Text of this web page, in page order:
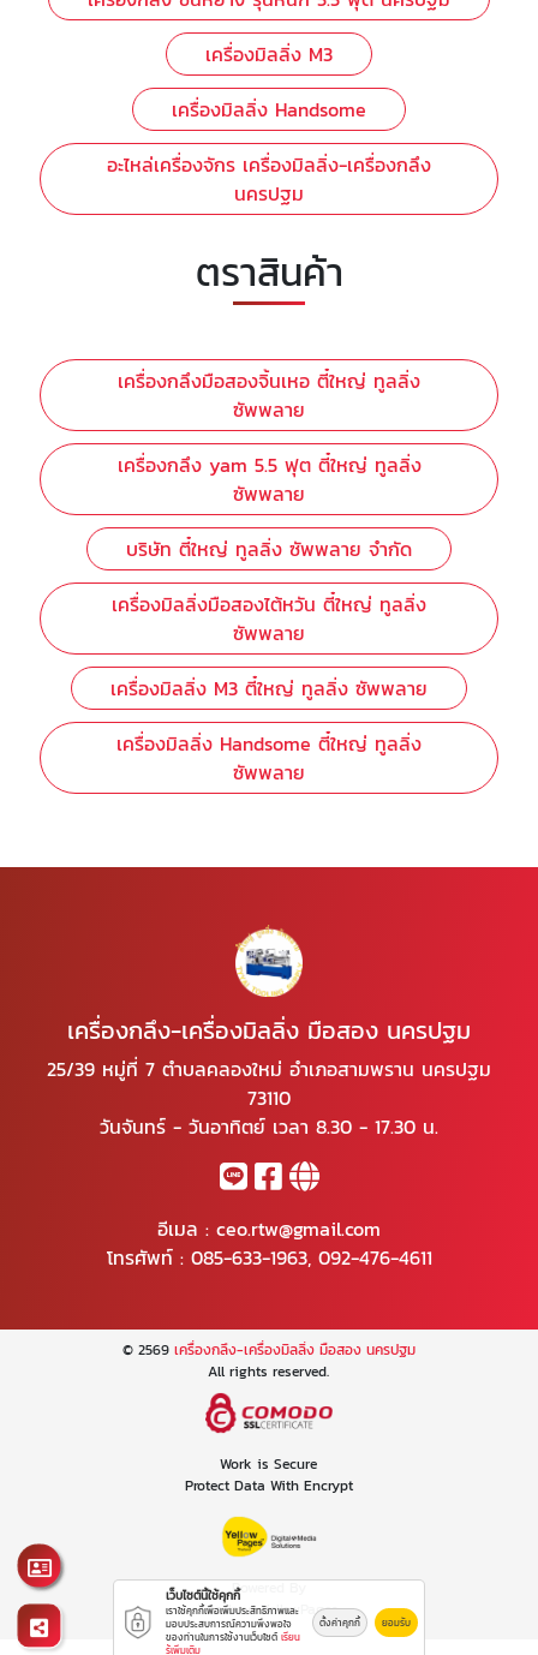
เครื่องมิลลิ่ง M3
เครื่องมิลลิ่ง Handsome
อะไหล่เครื่องจักร เครื่องมิลลิ่ง-เครื่องกลึง
นครปฐม
ตราสินค้า
เครื่องกลึงมือสองจิ้นเหอ ตี๋ใหญ่ ทูลลิ่ง
ซัพพลาย
เครื่องกลึง yam 5.5 ฟุต ตี๋ใหญ่ ทูลลิ่ง
ซัพพลาย
บริษัท ตี๋ใหญ่ ทูลลิ่ง ซัพพลาย จำกัด
เครื่องมิลลิ่งมือสองไต้หวัน ตี๋ใหญ่ ทูลลิ่ง
ซัพพลาย
เครื่องมิลลิ่ง M3 ตี๋ใหญ่ ทูลลิ่ง ซัพพลาย
เครื่องมิลลิ่ง Handsome ตี๋ใหญ่ ทูลลิ่ง
ซัพพลาย
เครื่องกลึง-เครื่องมิลลิ่ง มือสอง นครปฐม
25/39 หมู่ที่ 7 ตำบลคลองใหม่ อำเภอสามพราน นครปฐม
73110
วันจันทร์ - วันอาทิตย์ เวลา 8.30 - 17.30 น.
อีเมล : ceo.rtw@gmail.com
โทรศัพท์ : 085-633-1963, 092-476-4611
© 2569 เครื่องกลึง-เครื่องมิลลิ่ง มือสอง นครปฐม
All rights reserved.
Work is Secure
Protect Data With Encrypt
Powered By
Thailand YellowPages
เว็บไซต์นี้ใช้คุกกี้
เราใช้คุกกี้เพื่อเพิ่มประสิทธิภาพและ
มอบประสบการณ์ความพึงพอใจ
ของท่านในการใช้งานเว็บไซต์ เรียน
รู้เพิ่มเติม
ตั้งค่าคุกกี้ ยอมรับ